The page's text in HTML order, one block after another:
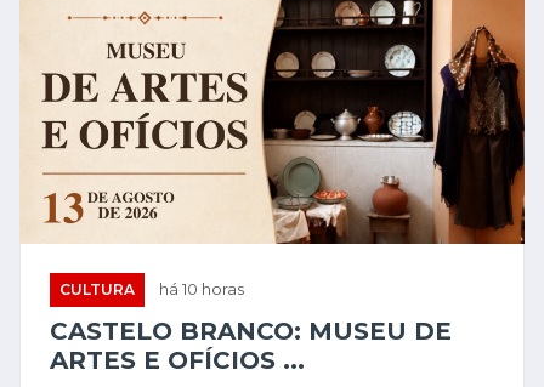
CULTURA há 10 horas
CASTELO BRANCO: MUSEU DE
ARTES E OFÍCIOS ...